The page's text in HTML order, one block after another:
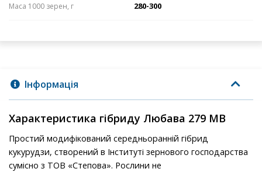
Маса 1000 зерен, г 280-300
Інформація
Характеристика гібриду Любава 279 МВ
Простий модифікований середньоранній гібрид
кукурудзи, створений в Інституті зернового господарства
сумісно з ТОВ «Степова». Рослини не